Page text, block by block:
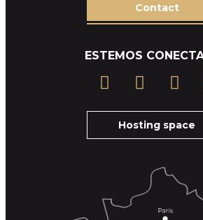
Contact
ESTEMOS
Hosting space